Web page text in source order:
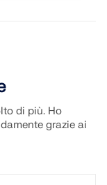
di più. Ho
grazie ai